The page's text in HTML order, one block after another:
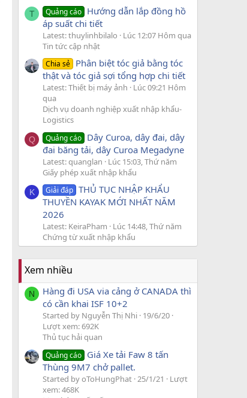
T Quảng cáo Hướng dẫn lắp đồng hồ
áp suất chi tiết
Latest: thuylinhbilalo
Lúc 12:07 Hôm qua
Tin tức cập nhật
Chia sẻ Phân biệt tóc giả bằng tóc
thật và tóc giả sợi tổng hợp chi tiết
Latest: Thiết bị máy ảnh
Lúc 09:21 Hôm
qua
Dịch vụ doanh nghiệp xuất nhập khẩu-
Logistics
Q Quảng cáo Dây Curoa, dây đai, dây
đai băng tải, dây Curoa Megadyne
Latest: quanglan
Lúc 15:03, Thứ năm
Giấy phép xuất nhập khẩu
K Giải đáp THỦ TỤC NHẬP KHẨU
THUYỀN KAYAK MỚI NHẤT NĂM
2026
Latest: KeiraPham
Lúc 14:48, Thứ năm
Chứng từ xuất nhập khẩu
Xem nhiều
N
Hàng đi USA via cảng ở CANADA thì
có cần khai ISF 10+2
Started by Nguyễn Thị Nhi 19/6/20
Lượt xem: 692K
Thủ tục hải quan
Quảng cáo Giá Xe tải Faw 8 tấn
Thùng 9M7 chở pallet.
Started by oToHungPhat 25/1/21
Lượt
xem: 468K